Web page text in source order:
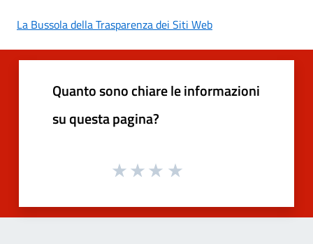
La Bussola della Trasparenza dei Siti Web
Quanto sono chiare le informazioni
su questa pagina?